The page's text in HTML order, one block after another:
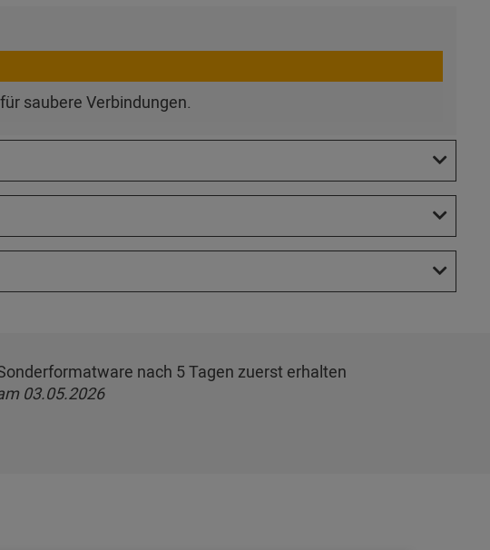
saubere Verbindungen.
nach 5 Tagen zuerst erhalten
03.05.2026